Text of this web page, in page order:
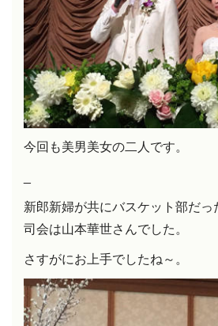
今回も美男美女の二人です。
新郎新婦が共にバスケット部だ
司会は山本華世さんでした。
さすがにお上手でしたね～。